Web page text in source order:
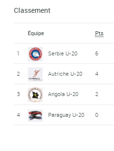
Classement
Équipe Pts
1 Serbie U-20 6
2 Autriche U-20 4
3 Angola U-20 2
4 Paraguay U-20 0